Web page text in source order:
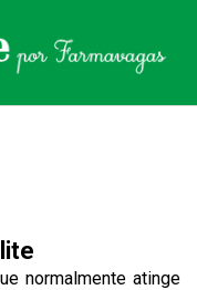
normalmente atinge